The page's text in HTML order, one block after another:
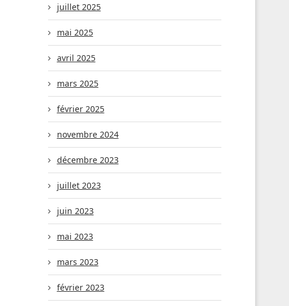
Dénombrement pilote du 5ème RGPH :
une supervision...
2 avril 2026
𝐒𝐓𝐀𝐓𝐈𝐒𝐓𝐈𝐐𝐔𝐄𝐒 𝐄𝐂𝐎𝐍𝐎𝐌𝐈𝐐𝐔𝐄𝐒 :
𝐮𝐧𝐞 𝐟𝐞𝐮𝐢𝐥𝐥𝐞 𝐝𝐞 𝐫𝐨𝐮𝐭𝐞 𝐚𝐝𝐨𝐩𝐭𝐞́𝐞...
juillet 2025
mai 2025
avril 2025
mars 2025
février 2025
novembre 2024
décembre 2023
juillet 2023
juin 2023
mai 2023
mars 2023
février 2023